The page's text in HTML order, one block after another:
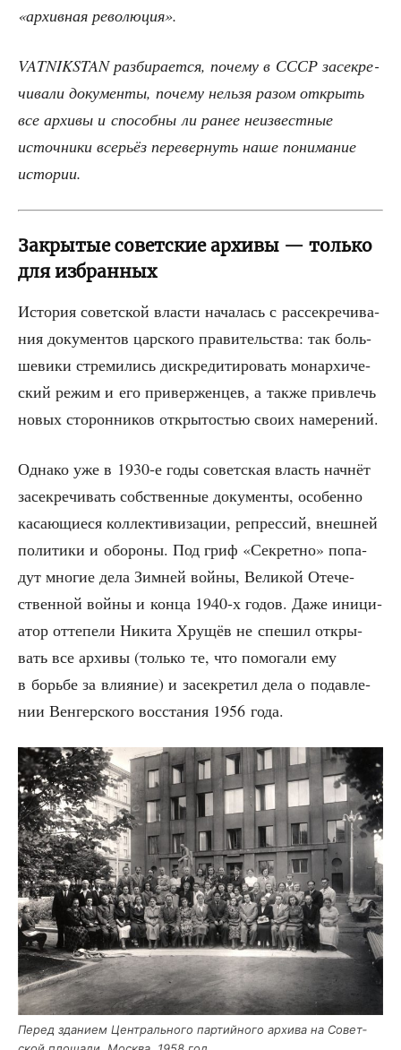
«архив­ная революция».
VATNIKSTAN раз­би­ра­ет­ся, поче­му в СССР засек­ре­
чи­ва­ли доку­мен­ты, поче­му нель­зя разом открыть
все архи­вы и спо­соб­ны ли ранее неиз­вест­ные
источ­ни­ки все­рьёз пере­вер­нуть наше пони­ма­ние
истории.
Закрытые советские архивы — только
для избранных
Исто­рия совет­ской вла­сти нача­лась с рас­сек­ре­чи­ва­
ния доку­мен­тов цар­ско­го пра­ви­тель­ства: так боль­
ше­ви­ки стре­ми­лись дис­кре­ди­ти­ро­вать монар­хи­че­
ский режим и его при­вер­жен­цев, а так­же при­влечь
новых сто­рон­ни­ков откры­то­стью сво­их намерений.
Одна­ко уже в 1930‑е годы совет­ская власть нач­нёт
засек­ре­чи­вать соб­ствен­ные доку­мен­ты, осо­бен­но
каса­ю­щи­е­ся кол­лек­ти­ви­за­ции, репрес­сий, внеш­ней
поли­ти­ки и обо­ро­ны. Под гриф «Сек­рет­но» попа­
дут мно­гие дела Зим­ней вой­ны, Вели­кой Оте­че­
ствен­ной вой­ны и кон­ца 1940‑х годов. Даже ини­ци­
а­тор отте­пе­ли Ники­та Хру­щёв не спе­шил откры­
вать все архи­вы (толь­ко те, что помо­га­ли ему
в борь­бе за вли­я­ние) и засек­ре­тил дела о подав­ле­
нии Вен­гер­ско­го вос­ста­ния 1956 года.
Перед зда­ни­ем Цен­траль­но­го пар­тий­но­го архи­ва на Совет­